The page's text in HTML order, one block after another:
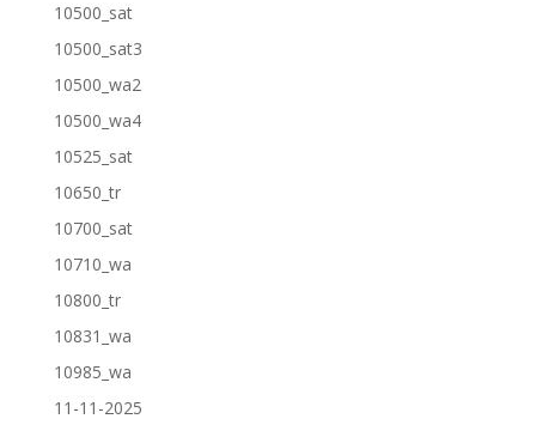
10500_sat
10500_sat3
10500_wa2
10500_wa4
10525_sat
10650_tr
10700_sat
10710_wa
10800_tr
10831_wa
10985_wa
11-11-2025